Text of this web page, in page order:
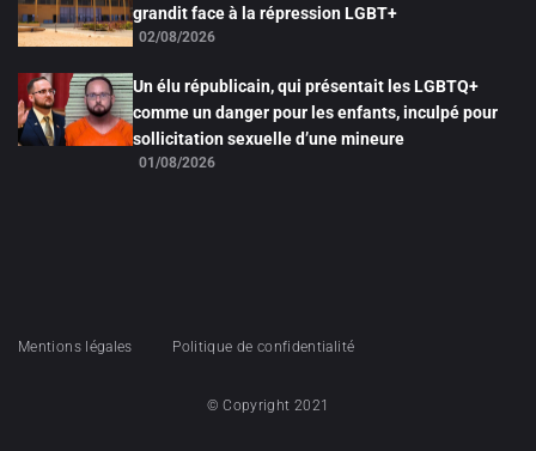
grandit face à la répression LGBT+
02/08/2026
Un élu républicain, qui présentait les LGBTQ+
comme un danger pour les enfants, inculpé pour
sollicitation sexuelle d’une mineure
01/08/2026
Mentions légales Politique de confidentialité
© Copyright 2021